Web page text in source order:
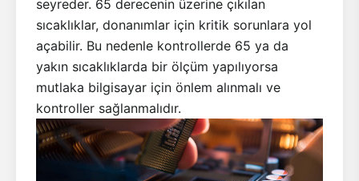
seyreder. 65 derecenin üzerine çıkılan
sıcaklıklar, donanımlar için kritik sorunlara yol
açabilir. Bu nedenle kontrollerde 65 ya da
yakın sıcaklıklarda bir ölçüm yapılıyorsa
mutlaka bilgisayar için önlem alınmalı ve
kontroller sağlanmalıdır.